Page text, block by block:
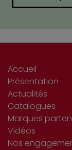
Accueil
Présentation
Actualités
Catalogues
Marques
Vidéos
Nos